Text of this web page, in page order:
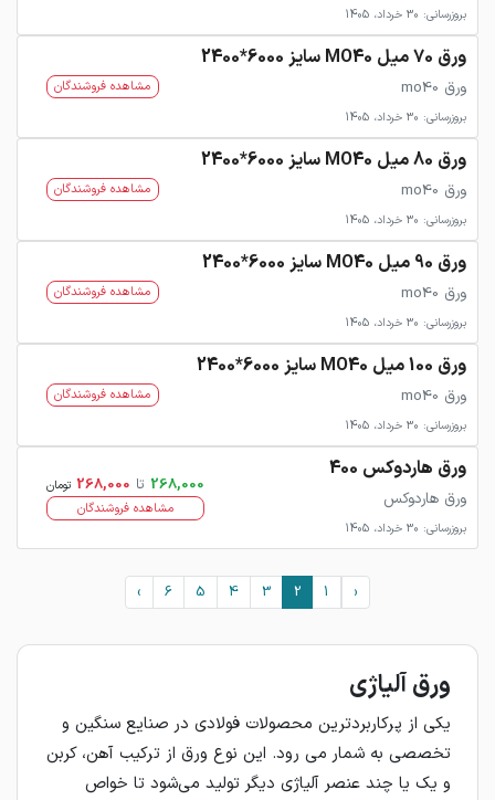
بروزرسانی: 30 خرداد، 1405
ورق 70 میل MO40 سایز 6000*2400
ورق mo40
بروزرسانی: 30 خرداد، 1405
مشاهده فروشندگان
ورق 80 میل MO40 سایز 6000*2400
ورق mo40
بروزرسانی: 30 خرداد، 1405
مشاهده فروشندگان
ورق 90 میل MO40 سایز 6000*2400
ورق mo40
بروزرسانی: 30 خرداد، 1405
مشاهده فروشندگان
ورق 100 میل MO40 سایز 6000*2400
ورق mo40
بروزرسانی: 30 خرداد، 1405
مشاهده فروشندگان
ورق هاردوکس 400
ورق هاردوکس
بروزرسانی: 30 خرداد، 1405
268,000 تا 268,000 تومان
مشاهده فروشندگان
‹
1
2
3
4
5
6
›
ورق آلیاژی
یکی از پرکاربردترین محصولات فولادی در صنایع سنگین و
تخصصی به شمار می‌ رود. این نوع ورق از ترکیب آهن، کربن
و یک یا چند عنصر آلیاژی دیگر تولید می‌شود تا خواص